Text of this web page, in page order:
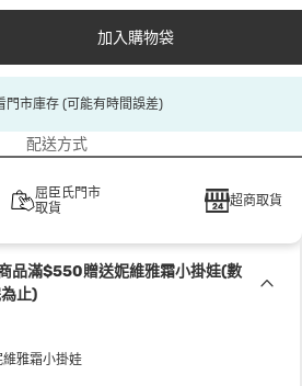
加入購物袋
門市庫存 (可能有時間誤差)
配送方式
屈臣氏門市
取貨
超商取貨
品滿$550贈送妮維雅霜小掛娃(數
止)
維雅霜小掛娃